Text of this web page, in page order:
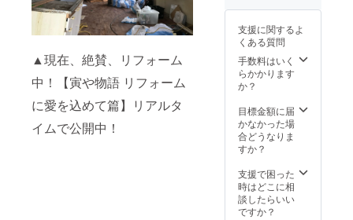
▲現在、絶賛、リフォーム
中！【寅や物語 リフォーム
に愛を込めて篇】リアルタ
イムで公開中！
りご利
用いた
だけま
す。 ★
すでに
別の方
いる場
合は、
その方
後のご
利用に
なりま
す。 ★
す。
（内見
時の宿
泊費・
交通費
などは
ります
のでご
了承く
お部屋
は４部
屋あり
ます。
提供い
す。 ※
２０２
２年４
月１７
に千曲
市にお
越しい
限りま
す。 ★
開催場
所：昭
支援に関するよ
くある質問
手数料はいく
らかかります
か？
目標金額に届
かなかった場
合どうなりま
すか？
支援で困った
時はどこに相
談したらいい
ですか？